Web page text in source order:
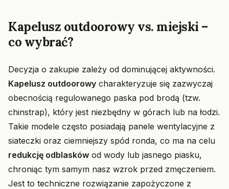
Kapelusz outdoorowy vs. miejski –
co wybrać?
Decyzja o zakupie zależy od dominującej aktywności.
Kapelusz outdoorowy charakteryzuje się zazwyczaj
obecnością regulowanego paska pod brodą (tzw.
chinstrap), który jest niezbędny w górach lub na łodzi.
Takie modele często posiadają panele wentylacyjne z
siateczki oraz ciemniejszy spód ronda, co ma na celu
redukcję odblasków od wody lub jasnego piasku,
chroniąc tym samym nasz wzrok przed zmęczeniem.
Jest to techniczne rozwiązanie zapożyczone z